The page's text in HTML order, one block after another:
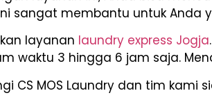
sangat membantu untuk
layanan laundry express Jogja
waktu 3 hingga 6 jam saja.
CS MOS Laundry dan tim kami